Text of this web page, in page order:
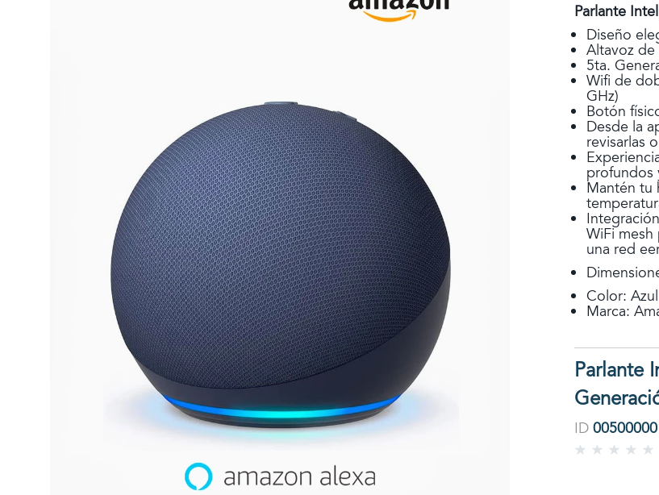
Parlante
Diseño
Altavoz de
5ta.
Wifi de
GHz)
Botón
Desde la
revisarlas
profundos
Mantén tu
WiFi mesh
una red
Color: Azul
Marca:
Parlante
ID